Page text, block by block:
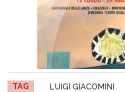
TAG LUIGI GIACOMINI